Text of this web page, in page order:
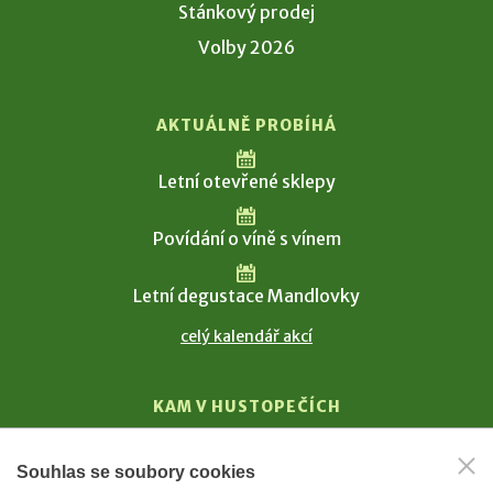
Stánkový prodej
Volby 2026
AKTUÁLNĚ PROBÍHÁ
Letní otevřené sklepy
Povídání o víně s vínem
Letní degustace Mandlovky
celý kalendář akcí
KAM V HUSTOPEČÍCH
T. G. Masaryk
Souhlas se soubory cookies